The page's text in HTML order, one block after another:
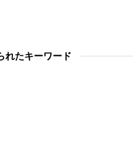
れたキーワード